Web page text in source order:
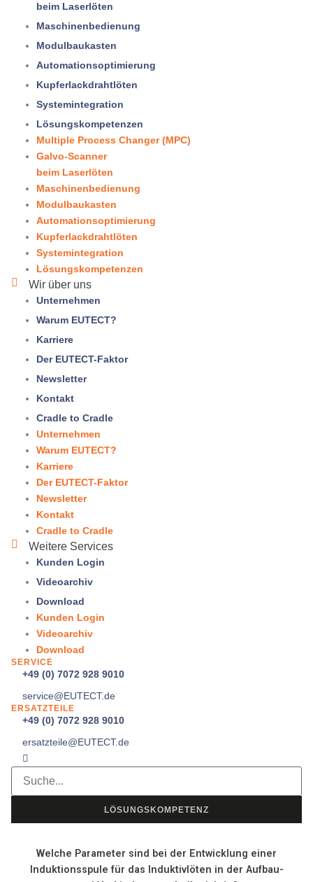
beim Laserlöten
Maschinenbedienung
Modulbaukasten
Automationsoptimierung
Kupferlack­draht­löten
Systemintegration
Lösungskompetenzen
Multiple Process Changer (MPC)
Galvo-Scanner
beim Laserlöten
Maschinenbedienung
Modulbaukasten
Automationsoptimierung
Kupferlack­draht­löten
Systemintegration
Lösungskompetenzen
Wir über uns
Unternehmen
Warum EUTECT?
Karriere
Der EUTECT-Faktor
Newsletter
Kontakt
Cradle to Cradle
Unternehmen
Warum EUTECT?
Karriere
Der EUTECT-Faktor
Newsletter
Kontakt
Cradle to Cradle
Weitere Services
Kunden Login
Videoarchiv
Download
Kunden Login
Videoarchiv
Download
SERVICE
+49 (0) 7072 928 9010
service@EUTECT.de
ERSATZTEILE
+49 (0) 7072 928 9010
ersatzteile@EUTECT.de
LÖSUNGSKOMPETENZ
Welche Parameter sind bei der Entwicklung einer
Induktionsspule für das Induktivlöten in der Aufbau-